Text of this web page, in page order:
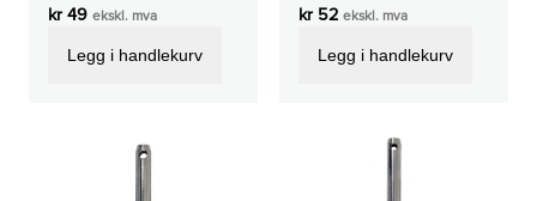
kr49 ekskl. mva
Legg i handlekurv
kr 52 ekskl. mva
Legg i handlekurv